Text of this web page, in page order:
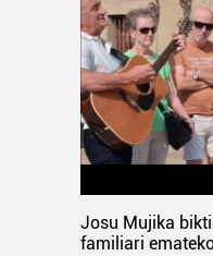
Josu Mujika
familiari